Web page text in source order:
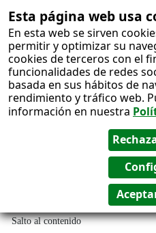
Esta página web usa
En esta web se sirven
permitir y optimizar su
cookies de terceros con el
funcionalidades de redes
basada en sus hábitos de
rendimiento y tráfico web.
información en nuestra
Salto al contenido